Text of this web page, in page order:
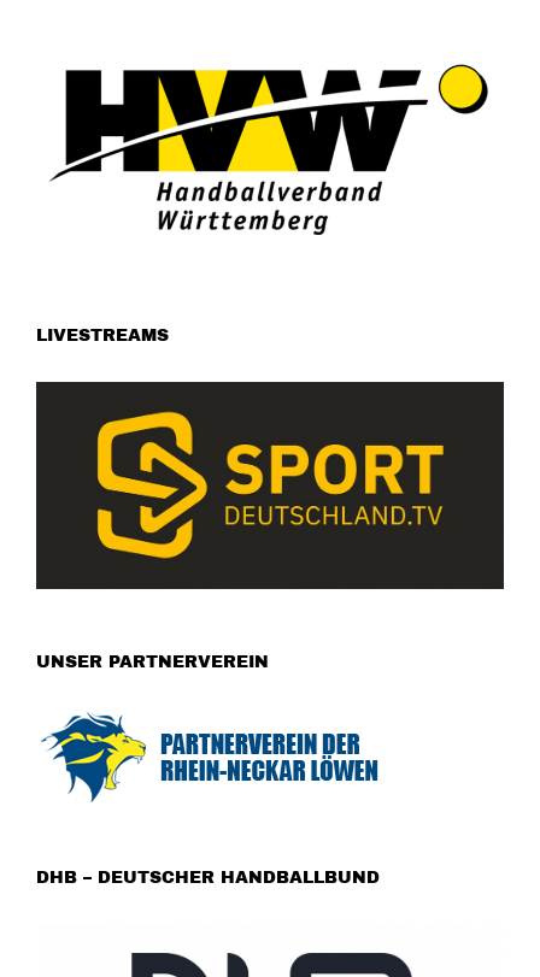
LIVESTREAMS
UNSER PARTNERVEREIN
DHB – DEUTSCHER HANDBALLBUND